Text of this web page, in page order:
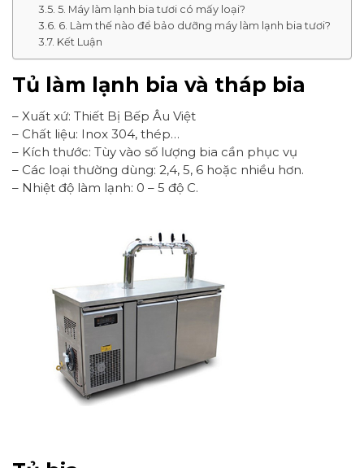
5. Máy làm lạnh bia tươi có mấy loại?
6. Làm thế nào để bảo dưỡng máy làm lạnh bia tươi?
Kết Luận
Tủ làm lạnh bia và tháp bia
– Xuất xứ: Thiết Bị Bếp Âu Việt
– Chất liệu: Inox 304, thép…
– Kích thước: Tùy vào số lượng bia cần phục vụ
– Các loại thường dùng: 2,4, 5, 6 hoặc nhiều hơn.
– Nhiệt độ làm lạnh: 0 – 5 độ C.